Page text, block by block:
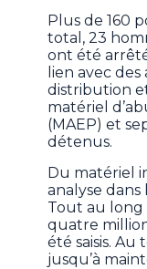
Plus de 160
total, 23
ont été
lien avec des
distribution
matériel
(MAEP) et
détenus.
Du matériel
analyse dans
Tout au long
quatre
été saisis.
jusqu’à